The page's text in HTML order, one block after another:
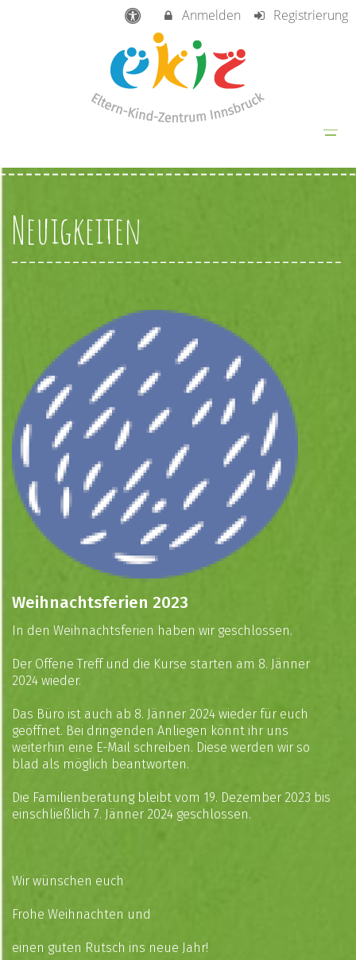
Anmelden Registrierung
Neuigkeiten
Weihnachtsferien 2023
In den Weihnachtsferien haben wir geschlossen.
Der Offene Treff und die Kurse starten am 8. Jänner
2024 wieder.
Das Büro ist auch ab 8. Jänner 2024 wieder für euch
geöffnet. Bei dringenden Anliegen könnt ihr uns
weiterhin eine E-Mail schreiben. Diese werden wir so
blad als möglich beantworten.
Die Familienberatung bleibt vom 19. Dezember 2023 bis
einschließlich 7. Jänner 2024 geschlossen.
Wir wünschen euch
Frohe Weihnachten und
einen guten Rutsch ins neue Jahr!